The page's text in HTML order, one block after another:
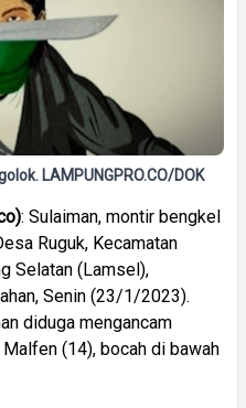
LAMPUNGPRO.CO/DOK
: Sulaiman, montir bengkel
Ruguk, Kecamatan
Selatan (Lamsel),
Senin (23/1/2023).
diduga mengancam
(14), bocah di bawah